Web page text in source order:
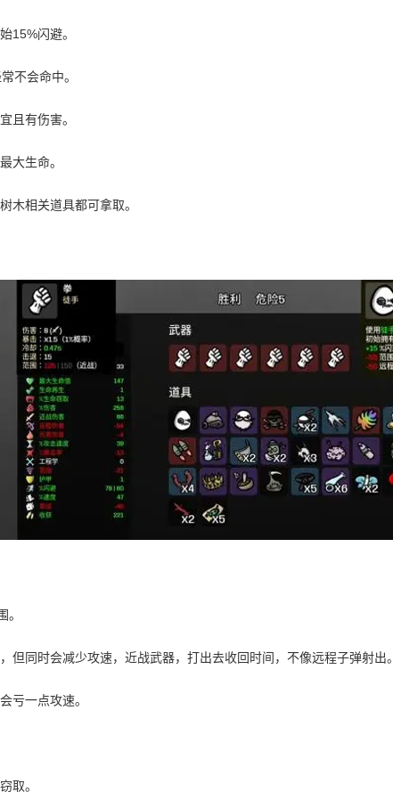
15%闪避。
不会命中。
且有伤害。
大生命。
木相关道具都可拿取。
。
但同时会减少攻速，近战武器，打出去收回时间，不像远程子弹射出。
亏一点攻速。
取。